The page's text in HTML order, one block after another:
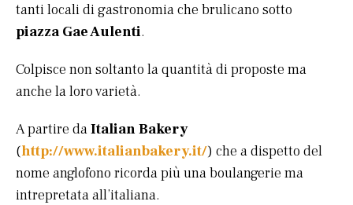
tanti locali di gastronomia che brulicano sotto
piazza Gae Aulenti.
Colpisce non soltanto la quantità di proposte ma
anche la loro varietà.
A partire daItalian Bakery
(http://www.italianbakery.it/) che a dispetto del
nome anglofono ricorda più una boulangerie ma
intrepretata all’italiana.